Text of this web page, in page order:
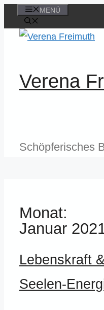
Inhalt
MENÜ
Verena
Schöpferisches
Monat:
Januar
Lebenskraft
Seelen-